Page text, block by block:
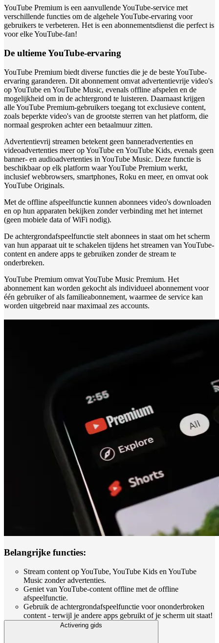
YouTube Premium is een aanvullende YouTube-service met
verschillende functies om de algehele YouTube-ervaring voor
gebruikers te verbeteren. Het is een abonnementsdienst die perfect is
voor elke YouTube-fan!
De ultieme YouTube-ervaring
YouTube Premium biedt diverse functies die je de beste YouTube-
ervaring garanderen. Dit abonnement omvat advertentievrije video's
op YouTube en YouTube Music, evenals offline afspelen en de
mogelijkheid om in de achtergrond te luisteren. Daarnaast krijgen
alle YouTube Premium-gebruikers toegang tot exclusieve content,
zoals beperkte video's van de grootste sterren van het platform, die
normaal gesproken achter een betaalmuur zitten.
Advertentievrij streamen betekent geen banneradvertenties en
videoadvertenties meer op YouTube en YouTube Kids, evenals geen
banner- en audioadvertenties in YouTube Music. Deze functie is
beschikbaar op elk platform waar YouTube Premium werkt,
inclusief webbrowsers, smartphones, Roku en meer, en omvat ook
YouTube Originals.
Met de offline afspeelfunctie kunnen abonnees video's downloaden
en op hun apparaten bekijken zonder verbinding met het internet
(geen mobiele data of WiFi nodig).
De achtergrondafspeelfunctie stelt abonnees in staat om het scherm
van hun apparaat uit te schakelen tijdens het streamen van YouTube-
content en andere apps te gebruiken zonder de stream te
onderbreken.
YouTube Premium omvat YouTube Music Premium. Het
abonnement kan worden gekocht als individueel abonnement voor
één gebruiker of als familieabonnement, waarmee de service kan
worden uitgebreid naar maximaal zes accounts.
Belangrijke functies:
Stream content op YouTube, YouTube Kids en YouTube
Music zonder advertenties.
Geniet van YouTube-content offline met de offline
afspeelfunctie.
Gebruik de achtergrondafspeelfunctie voor ononderbroken
content - terwijl je andere apps gebruikt of je scherm uit staat!
Activering gids